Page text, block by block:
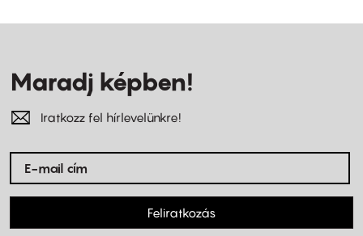
Maradj képben!
Iratkozz fel hírlevelünkre!
Feliratkozás